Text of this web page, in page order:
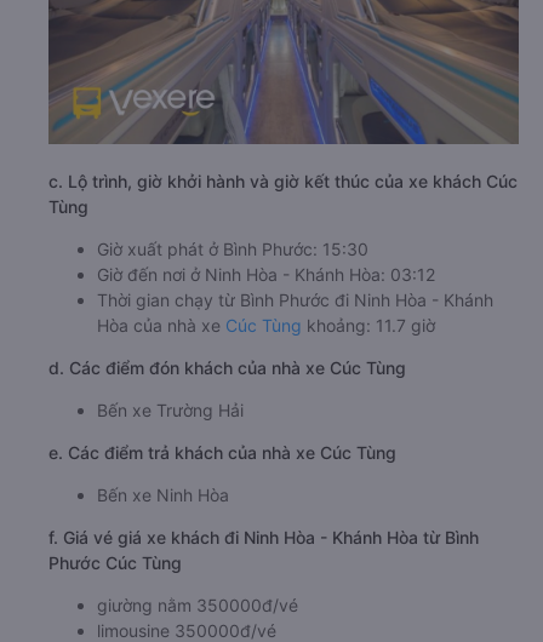
c. Lộ trình, giờ khởi hành và giờ kết thúc của xe khách Cúc
Tùng
Giờ xuất phát ở Bình Phước: 15:30
Giờ đến nơi ở Ninh Hòa - Khánh Hòa: 03:12
Thời gian chạy từ Bình Phước đi Ninh Hòa - Khánh
Hòa của nhà xe Cúc Tùng khoảng: 11.7 giờ
d. Các điểm đón khách của nhà xe Cúc Tùng
Bến xe Trường Hải
e. Các điểm trả khách của nhà xe Cúc Tùng
Bến xe Ninh Hòa
f. Giá vé giá xe khách đi Ninh Hòa - Khánh Hòa từ Bình
Phước Cúc Tùng
giường nằm 350000đ/vé
limousine 350000đ/vé